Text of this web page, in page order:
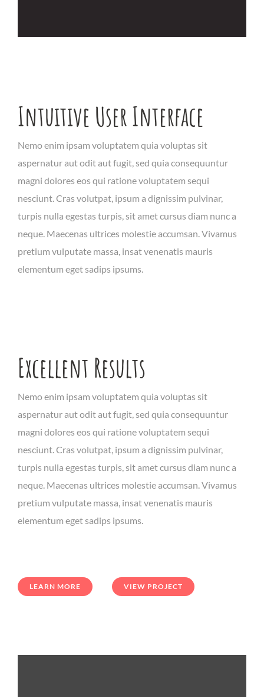
Intuitive User Interface
Nemo enim ipsam voluptatem quia voluptas sit
aspernatur aut odit aut fugit, sed quia consequuntur
magni dolores eos qui ratione voluptatem sequi
nesciunt. Cras volutpat, ipsum a dignissim pulvinar,
turpis nulla egestas turpis, sit amet cursus diam nunc a
neque. Maecenas ultrices molestie accumsan. Vivamus
pretium vulputate massa, insat venenatis mauris
elementum eget sadips ipsums.
Excellent Results
Nemo enim ipsam voluptatem quia voluptas sit
aspernatur aut odit aut fugit, sed quia consequuntur
magni dolores eos qui ratione voluptatem sequi
nesciunt. Cras volutpat, ipsum a dignissim pulvinar,
turpis nulla egestas turpis, sit amet cursus diam nunc a
neque. Maecenas ultrices molestie accumsan. Vivamus
pretium vulputate massa, insat venenatis mauris
elementum eget sadips ipsums.
LEARN MORE VIEW PROJECT